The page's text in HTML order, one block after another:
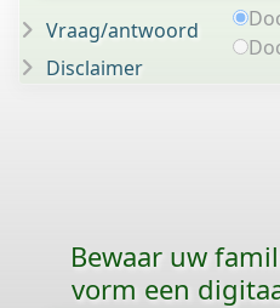
Vraag/antwoord
Disclaimer
Bewaar uw
vorm een